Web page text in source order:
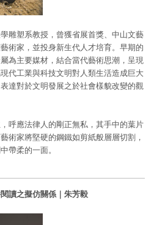
雕塑系教授，曾獲省展首獎、中山文藝
術家，並投身新生代人才培育。早期的
為主要媒材，結合當代藝術思潮，呈現
代工業與科技文明對人類生活造成巨大
達對於文明發展之於社會樣貌改變的觀
呼應法律人的剛正無私，其手中的葉片
術家將堅硬的鋼鐵如剪紙般層層切割，
帶柔的一面。
讀之擬仿關係｜朱芳毅